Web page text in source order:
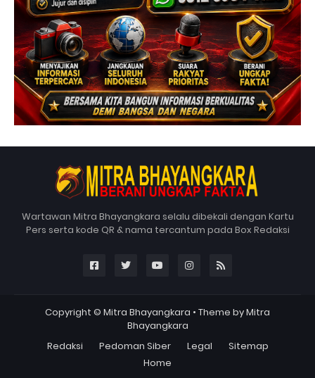
Wartawan Mitra Bhayangkara selalu dibekali dengan Kartu
Pers serta kode QR & nama tercantum pada Box Redaksi
Copyright © Mitra Bhayangkara • Theme byMitra
Bhayangkara
Redaksi
Pedoman Siber Legal
Sitemap
Home